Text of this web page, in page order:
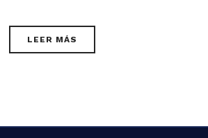
LEER MÁS